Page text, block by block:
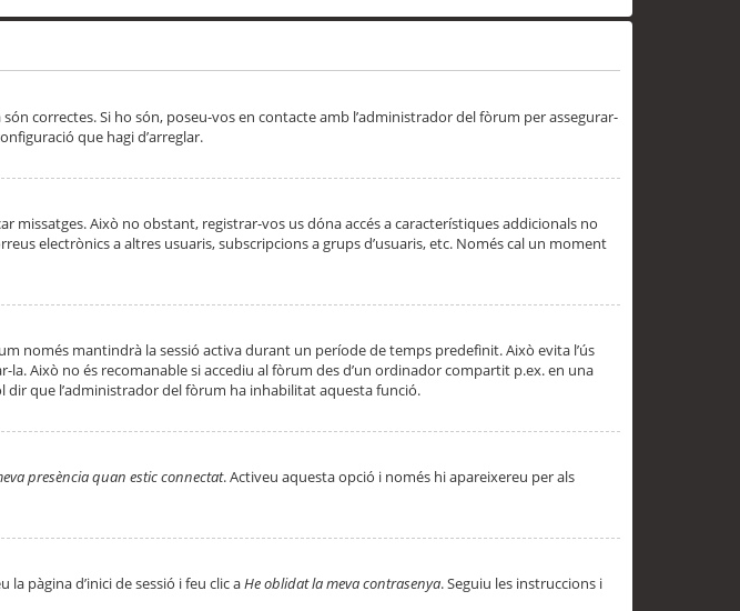
correctes. Si ho són, poseu-vos en contacte amb l’administrador del fòrum per assegurar-
que hagi d’arreglar.
missatges. Això no obstant, registrar-vos us dóna accés a característiques addicionals no
electrònics a altres usuaris, subscripcions a grups d’usuaris, etc. Només cal un moment
només mantindrà la sessió activa durant un període de temps predefinit. Això evita l’ús
Això no és recomanable si accediu al fòrum des d’un ordinador compartit p.ex. en una
dir que l’administrador del fòrum ha inhabilitat aquesta funció.
presència quan estic connectat. Activeu aquesta opció i només hi apareixereu per als
pàgina d’inici de sessió i feu clic aHe oblidat la meva contrasenya. Seguiu les instruccions i